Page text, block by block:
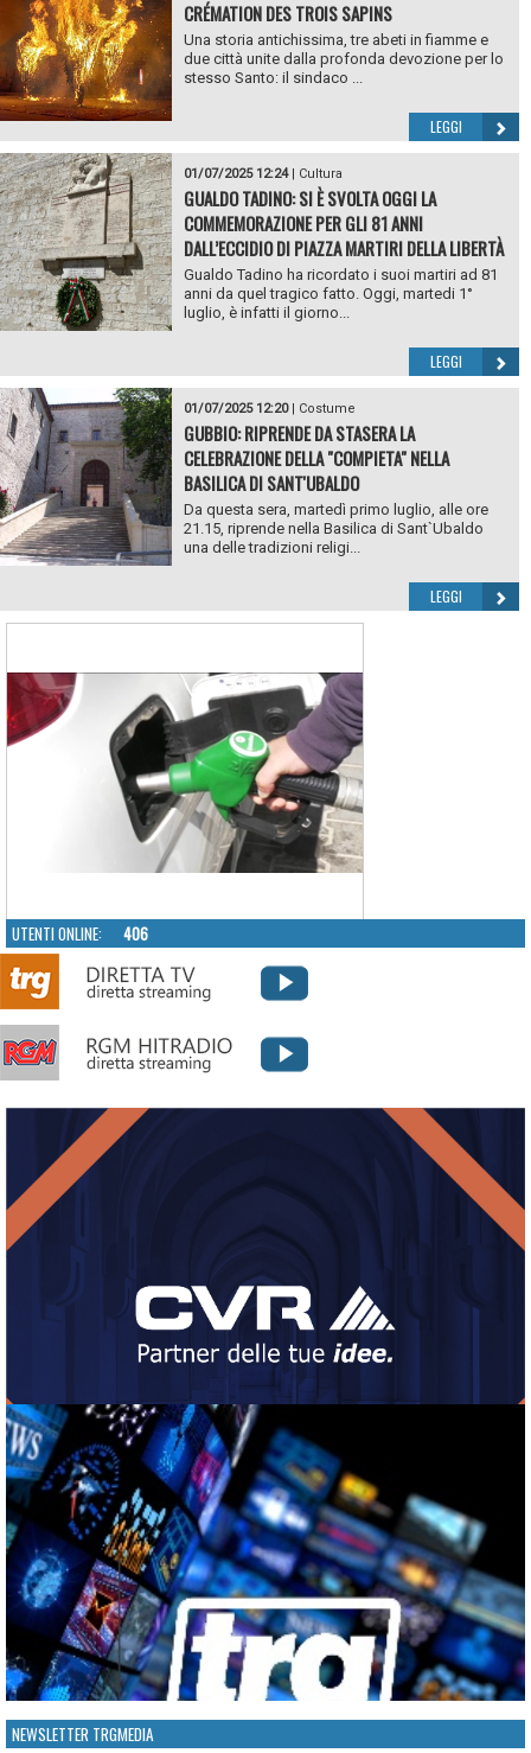
CRÉMATION DES TROIS SAPINS
Una storia antichissima, tre abeti in fiamme e
due città unite dalla profonda devozione per lo
stesso Santo: il sindaco ...
LEGGI
01/07/2025 12:24| Cultura
GUALDO TADINO: SI È SVOLTA OGGI LA
COMMEMORAZIONE PER GLI 81 ANNI
DALL’ECCIDIO DI PIAZZA MARTIRI DELLA LIBERTÀ
Gualdo Tadino ha ricordato i suoi martiri ad 81
anni da quel tragico fatto. Oggi, martedi 1°
luglio, è infatti il giorno...
LEGGI
01/07/2025 12:20| Costume
GUBBIO: RIPRENDE DA STASERA LA
CELEBRAZIONE DELLA "COMPIETA" NELLA
BASILICA DI SANT'UBALDO
Da questa sera, martedì primo luglio, alle ore
21.15, riprende nella Basilica di Sant`Ubaldo
una delle tradizioni religi...
LEGGI
UTENTI ONLINE: 406
NEWSLETTER TRGMEDIA